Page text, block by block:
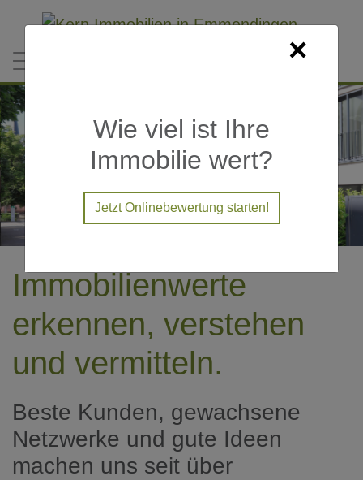
Immobilienwerte
erkennen, verstehen
und vermitteln.
Beste Kunden, gewachsene
Netzwerke und gute Ideen
machen uns seit über
×
Wie viel ist Ihre
Immobilie wert?
Jetzt Onlinebewertung starten!